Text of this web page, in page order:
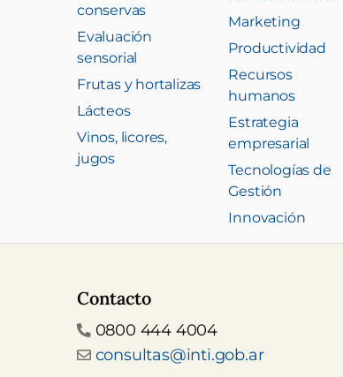
conservas
Evaluación
sensorial
Frutas y hortalizas
Lácteos
Vinos, licores,
jugos
Marketing
Productividad
Recursos
humanos
Estrategia
empresarial
Tecnologías de
Gestión
Innovación
Contacto
Teléfono
0800 444 4004
Email
consultas@inti.gob.ar